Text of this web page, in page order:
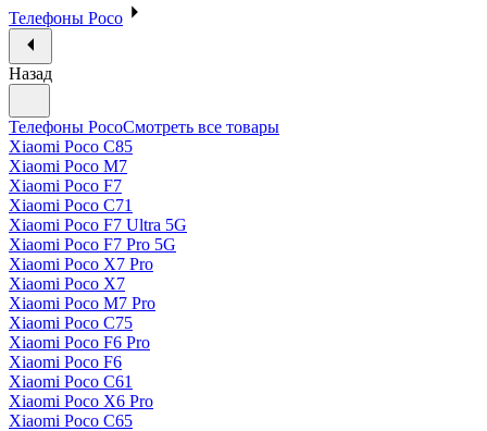
Телефоны Poco
Назад
Телефоны PocoСмотреть все товары
Xiaomi Poco C85
Xiaomi Poco M7
Xiaomi Poco F7
Xiaomi Poco C71
Xiaomi Poco F7 Ultra 5G
Xiaomi Poco F7 Pro 5G
Xiaomi Poco X7 Pro
Xiaomi Poco X7
Xiaomi Poco M7 Pro
Xiaomi Poco C75
Xiaomi Poco F6 Pro
Xiaomi Poco F6
Xiaomi Poco C61
Xiaomi Poco X6 Pro
Xiaomi Poco C65